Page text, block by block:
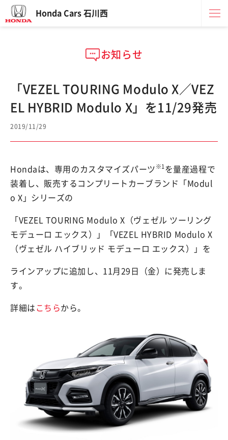
Honda Cars 石川西
お知らせ
「VEZEL TOURING Modulo X／VEZ
EL HYBRID Modulo X」を11/29発売
2019/11/29
Hondaは、専用のカスタマイズパーツ ※1 を量産過程で
装着し、販売するコンプリートカーブランド「Modul
o X」シリーズの
「VEZEL TOURING Modulo X（ヴェゼル ツーリング
モデューロ エックス）」「VEZEL HYBRID Modulo X
（ヴェゼル ハイブリッド モデューロ エックス）」を
ラインアップに追加し、11月29日（金）に発売しま
す。
詳細は こちらから。